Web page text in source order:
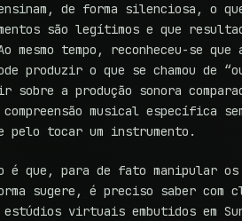
de forma silenciosa, o
são legítimos e que
mesmo tempo, reconheceu-se
produzir o que se chamou de
sobre a produção sonora
compreensão musical específica
pelo tocar um instrumento.
é que, para de fato manipular
sugere, é preciso saber com
estúdios virtuais embutidos em